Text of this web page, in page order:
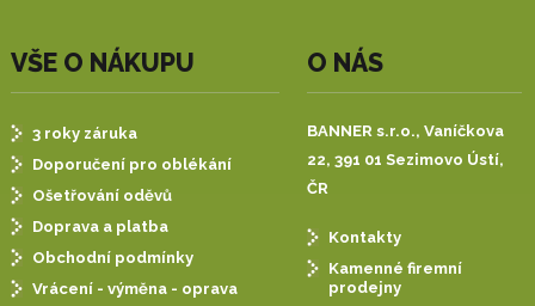
VŠE O NÁKUPU
3 roky záruka
Doporučení pro oblékání
Ošetřování oděvů
Doprava a platba
Obchodní podmínky
Vrácení - výměna - oprava
O NÁS
BANNER s.r.o., Vaníčkova
22, 391 01 Sezimovo Ústí,
ČR
Kontakty
Kamenné firemní
prodejny